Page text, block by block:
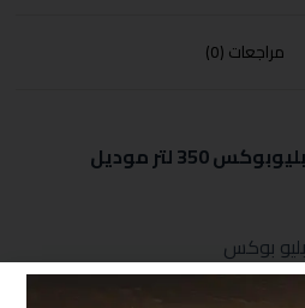
مراجعات (0)
مواصفات ثلاجة عرض دبليوبوكس 350 لتر موديل
بوكس